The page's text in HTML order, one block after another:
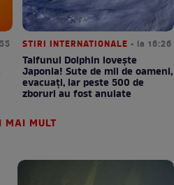
STIRI INTERNATIONALE • la 16:26
Taifunul Dolphin lovește
Japonia! Sute de mii de oameni,
evacuați, iar peste 500 de
zboruri au fost anulate
MAI MULT